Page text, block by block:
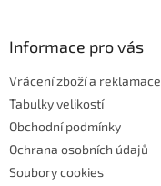
Informace pro vás
Vrácení zboží a reklamace
Tabulky velikostí
Obchodní podmínky
Ochrana osobních údajů
Soubory cookies